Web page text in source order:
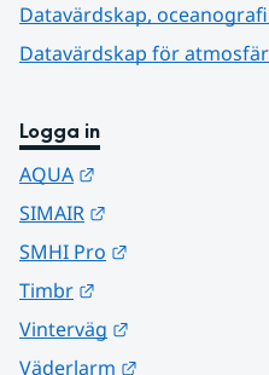
Datavärdskap,
Datavärdskap för
Logga in
AQUA
SIMAIR
SMHI Pro
Timbr
Vinterväg
Väderlarm